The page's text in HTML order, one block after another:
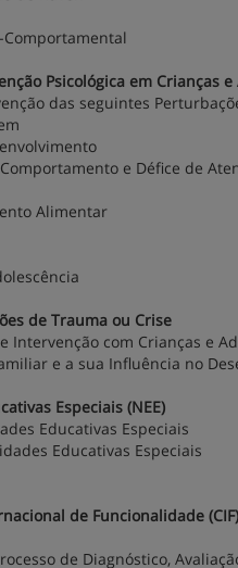
Comportamental
Psicológica em Crianças
das seguintes
e Défice de
Alimentar
de Trauma ou Crise
Intervenção com Crianças e
e a sua Influência no
Especiais (NEE)
Educativas Especiais
Educativas Especiais
de Funcionalidade (CIF)
de Diagnóstico,